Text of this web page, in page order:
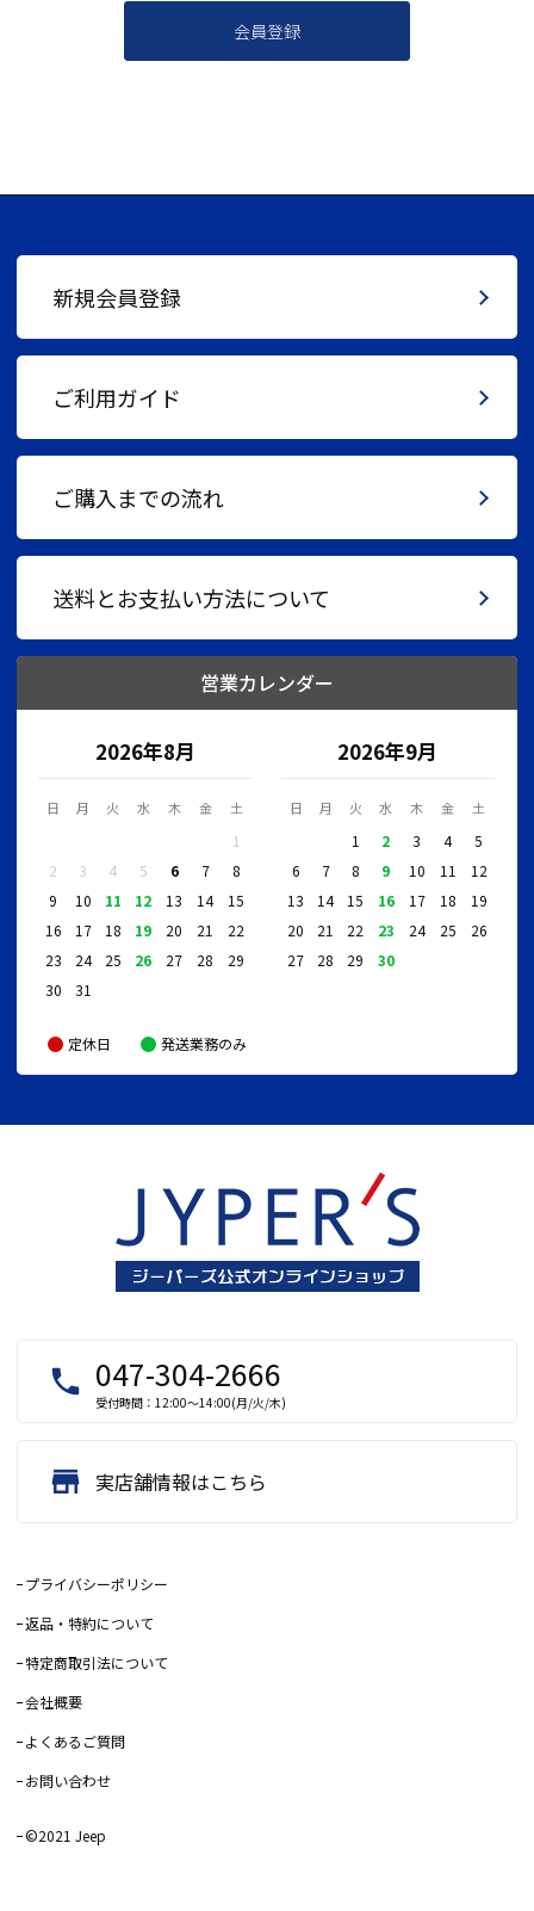
会員登録
新規会員登録
ご利用ガイド
ご購入までの流れ
送料とお支払い方法について
営業カレンダー
2026年8月
日 月 火 水 木 金 土
1
2
3 4 5 6 7
8
9
10 11 12 13 14
15
16
17 18 19 20 21
22
23
24 25 26 27 28
29
30
31
2026年9月
日 月 火 水 木 金 土
1 2 3 4
5
6
7 8 9 10 11
12
13
14 15 16 17 18
19
20
21 22 23 24 25
26
27
28 29 30
定休日 発送業務のみ
local_phone 047-304-2666
受付時間：12:00～14:00(月/火/木)
store 実店舗情報はこちら
プライバシーポリシー
返品・特約について
特定商取引法について
会社概要
よくあるご質問
お問い合わせ
©2021 Jeep